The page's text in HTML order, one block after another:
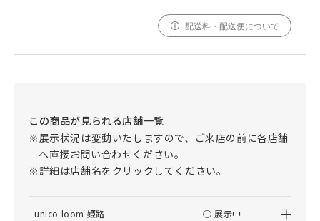
配送料・配送便について
この商品が見られる店舗一覧
※展示状況は変動いたしますので、ご来店の前に各店舗
へ直接お問い合わせください。
※詳細は店舗名をクリックしてください。
unico loom 姫路 ○ 展示中